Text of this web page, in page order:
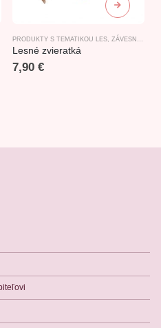
PRODUKTY S TEMATIKOU LES,VIANOČNÝ
PRODUKTY S TEMATIKOU LES, ZÁVESNÉ DEKORÁCIE
Lesné zvieratká
7,90 €